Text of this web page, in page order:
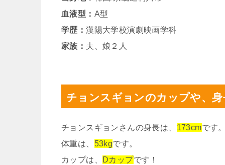
血液型： A型
学歴：漢陽大学校演劇映画学科
家族： 夫、娘２人
チョンスギョンのカップや、身
チョンスギョンさんの身長は、 173cmです。
体重は、 53kgです。
カップは、
Dカップです！